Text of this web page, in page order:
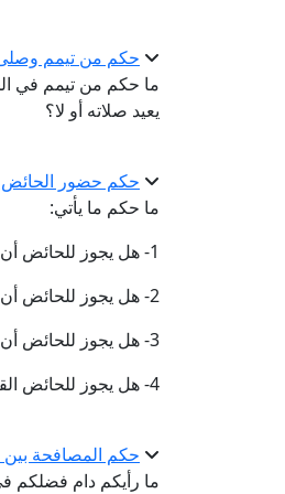
حكم من تيمم
ما حكم من تيمم في
يعيد صلاته أو لا؟
حكم حضور الحائض
ما حكم ما يأتي:
1- هل يجوز للحائض أن تذهب إلى صلاة العيد؟
2- هل يجوز للحائض أن تقرأ أذكار الصباح والمساء وأن تمسك بالمسبحة؟
3- هل يجوز للحائض أن تسجد لله وتحمده على نعمه الكثيرة؟
4- هل يجوز للحائض القراءة في المصحف ولمسه أو لمسه بشيء مثل المناديل أو القفاز؟
حكم المصافحة بين
ما رأيكم دام فضلكم